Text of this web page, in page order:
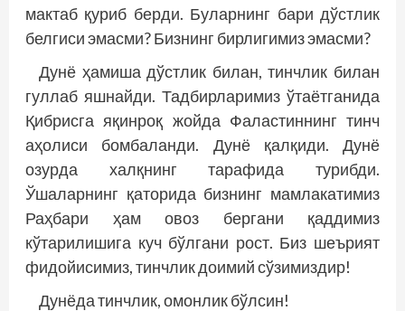
мактаб қуриб берди. Буларнинг бари дўстлик
белгиси эмасми? Бизнинг бирлигимиз эмасми?
Дунё ҳамиша дўстлик билан, тинчлик билан
гуллаб яшнайди. Тадбирларимиз ўтаётганида
Қибрисга яқинроқ жойда Фалас­тиннинг тинч
аҳолиси бомбаланди. Дунё қалқиди. Дунё
озурда халқнинг тарафида турибди.
Ўшаларнинг қаторида бизнинг мамлакатимиз
Раҳбари ҳам овоз бергани қаддимиз
кўтарилишига куч бўлгани рост. Биз шеърият
фидойисимиз, тинчлик доимий сўзимиздир!
Дунёда тинчлик, омонлик бўлсин!